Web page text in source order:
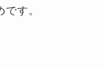
す。